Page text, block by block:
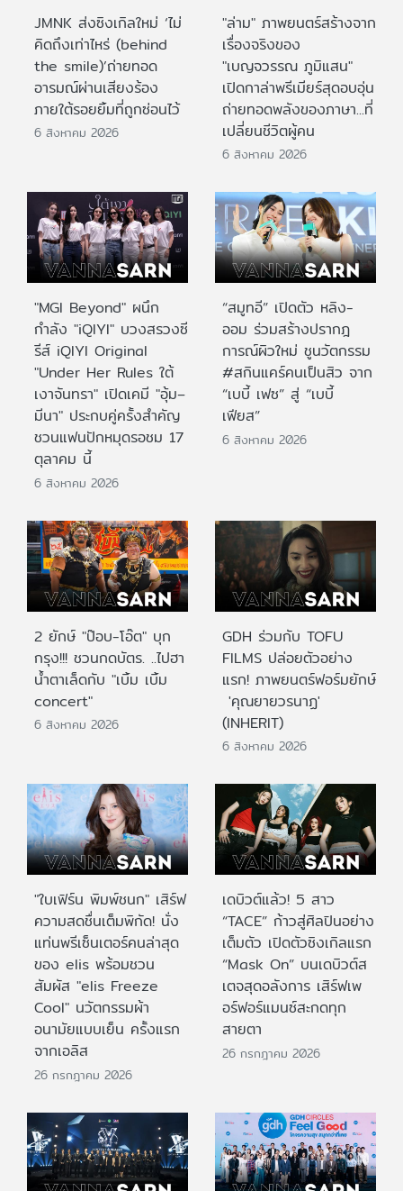
JMNK ส่งซิงเกิลใหม่ ‘ไม่
คิดถึงเท่าไหร่ (behind
the smile)’ถ่ายทอด
อารมณ์ผ่านเสียงร้อง
ภายใต้รอยยิ้มที่ถูกซ่อนไว้
6 สิงหาคม 2026
"ล่าม" ภาพยนตร์สร้างจาก
เรื่องจริงของ
"เบญจวรรณ ภูมิแสน"
เปิดกาล่าพรีเมียร์สุดอบอุ่น
ถ่ายทอดพลังของภาษา...ที่
เปลี่ยนชีวิตผู้คน
6 สิงหาคม 2026
"MGI Beyond" ผนึก
กำลัง "iQIYI" บวงสรวงซี
รีส์ iQIYI Original
"Under Her Rules ใต้
เงาจันทรา" เปิดเคมี "อุ้ม–
มีนา" ประกบคู่ครั้งสำคัญ
ชวนแฟนปักหมุดรอชม 17
ตุลาคม นี้
6 สิงหาคม 2026
“สมูทอี” เปิดตัว หลิง-
ออม ร่วมสร้างปรากฎ
การณ์ผิวใหม่ ชูนวัตกรรม
#สกินแคร์คนเป็นสิว จาก
“เบบี้ เฟซ” สู่ “เบบี้
เฟียส”
6 สิงหาคม 2026
2 ยักษ์ "ป๊อบ-โอ๊ต" บุก
กรุง!!! ชวนกดบัตร. ..ไปฮา
น้ำตาเล็ดกับ "เบิ้ม เบิ้ม
concert"
6 สิงหาคม 2026
GDH ร่วมกับ TOFU
FILMS ปล่อยตัวอย่าง
แรก! ภาพยนตร์ฟอร์มยักษ์
'คุณยายวรนาฏ'
(INHERIT)
6 สิงหาคม 2026
"ใบเฟิร์น พิมพ์ชนก" เสิร์ฟ
ความสดชื่นเต็มพิกัด! นั่ง
แท่นพรีเซ็นเตอร์คนล่าสุด
ของ elis พร้อมชวน
สัมผัส "elis Freeze
Cool" นวัตกรรมผ้า
อนามัยแบบเย็น ครั้งแรก
จากเอลิส
26 กรกฎาคม 2026
เดบิวต์แล้ว! 5 สาว
“TACE” ก้าวสู่ศิลปินอย่าง
เต็มตัว เปิดตัวซิงเกิลแรก
“Mask On” บนเดบิวต์ส
เตจสุดอลังการ เสิร์ฟเพ
อร์ฟอร์แมนซ์สะกดทุก
สายตา
26 กรกฎาคม 2026